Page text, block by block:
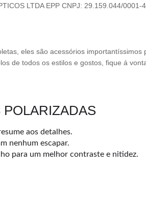
LTDA EPP CNPJ: 29.159.044/0001-
eles são acessórios
de todos os estilos e gostos, fique á
aos detalhes.
nenhum escapar.
para um melhor contraste e nitidez.